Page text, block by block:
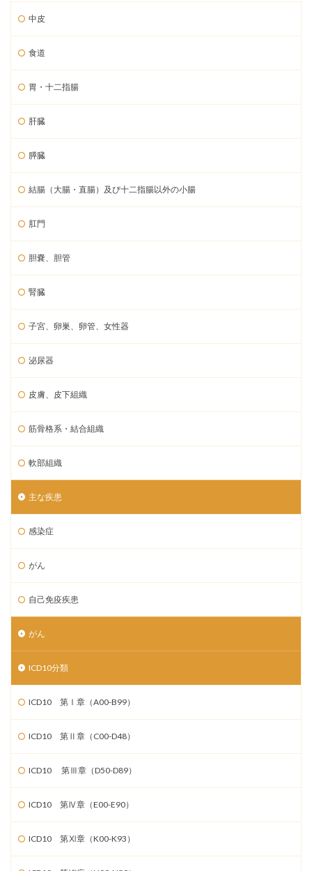
中皮
食道
胃・十二指腸
肝臓
膵臓
結腸（大腸・直腸）及び十二指腸以外の小腸
肛門
胆嚢、胆管
腎臓
子宮、卵巣、卵管、女性器
泌尿器
皮膚、皮下組織
筋骨格系・結合組織
軟部組織
主な疾患
感染症
がん
自己免疫疾患
がん
ICD10分類
ICD10 第Ⅰ章（A00-B99）
ICD10 第Ⅱ章（C00-D48）
ICD10 第Ⅲ章（D50-D89）
ICD10 第Ⅳ章（E00-E90）
ICD10 第Ⅺ章（K00-K93）